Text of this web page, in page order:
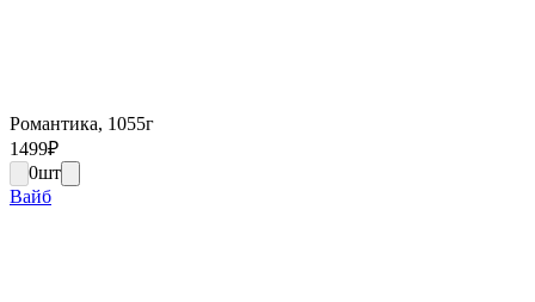
Романтика, 1055г
1499₽
0шт
Вайб